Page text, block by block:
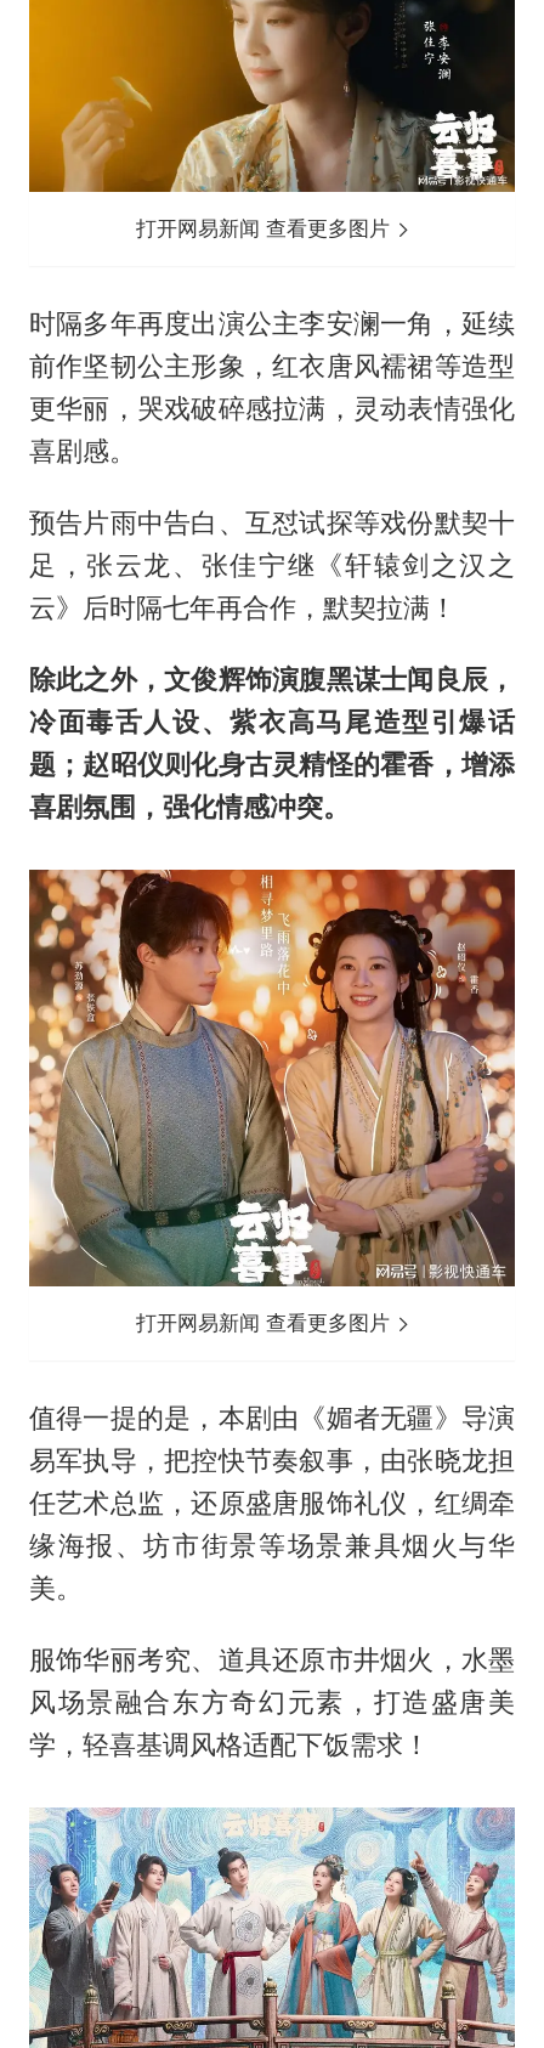
打开网易新闻 查看更多图片
时隔多年再度出演公主李安澜一角，延续
前作坚韧公主形象，红衣唐风襦裙等造型
更华丽，哭戏破碎感拉满，灵动表情强化
喜剧感。
预告片雨中告白、互怼试探等戏份默契十
足，张云龙、张佳宁继《轩辕剑之汉之
云》后时隔七年再合作，默契拉满！
除此之外，文俊辉饰演腹黑谋士闻良辰，
冷面毒舌人设、紫衣高马尾造型引爆话
题；赵昭仪则化身古灵精怪的霍香，增添
喜剧氛围，强化情感冲突。
打开网易新闻 查看更多图片
值得一提的是，本剧由《媚者无疆》导演
易军执导，把控快节奏叙事，由张晓龙担
任艺术总监，还原盛唐服饰礼仪，红绸牵
缘海报、坊市街景等场景兼具烟火与华
美。
服饰华丽考究、道具还原市井烟火，水墨
风场景融合东方奇幻元素，打造盛唐美
学，轻喜基调风格适配下饭需求！